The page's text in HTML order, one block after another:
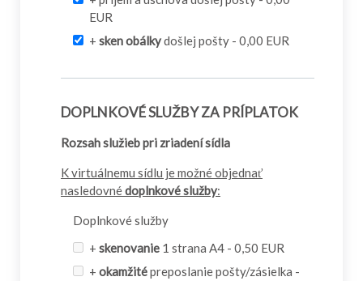
EUR
+ sken obálkydošlej pošty - 0,00 EUR
DOPLNKOVÉ SLUŽBY ZA PRÍPLATOK
Rozsah služieb pri zriadení sídla
K virtuálnemu sídlu je možné objednať
nasledovnédoplnkové služby:
Doplnkové služby
+ skenovanie 1 strana A4 - 0,50 EUR
+ okamžitépreposlanie pošty/zásielka -